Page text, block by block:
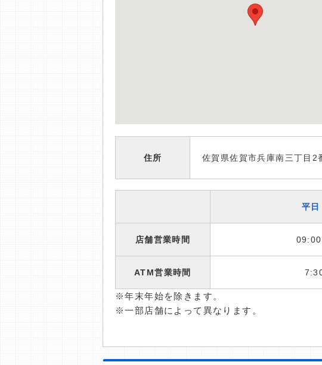
住所 佐賀県佐賀市兵庫南三丁目2
平日
店舗営業時間
ATM営業時間
※年末年始を除きます。
※一部店舗によって異なります。